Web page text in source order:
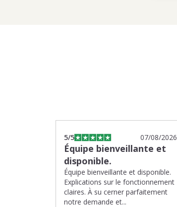
5/5 07/08/2026
Équipe bienveillante et
disponible.
Équipe bienveillante et disponible.
Explications sur le fonctionnement
claires. À su cerner parfaitement
notre demande et...